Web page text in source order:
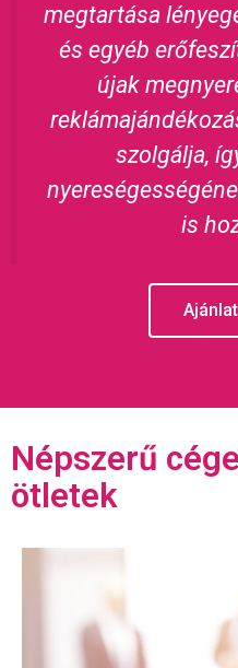
megtartása
és egyéb
újak
szolgálja,
is
Népszerű
ötletek